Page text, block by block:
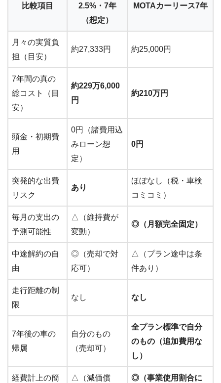
比較項目
2.5%・7年
（想定）
MOTAカーリース7年
月々の実質負
担（目安）
約27,333円 約25,000円
7年間の真の
総コスト（目
安）
約229万6,000
円
約210万円
頭金・初期費
用
0円（諸費用込
みローン想
定）
0円
突発的な出費
リスク
あり
ほぼなし（税・車検
コミコミ）
毎月の支出の
予測可能性
△（維持費が
変動）
◎（月額完全固定）
中途解約の自
由
◎（売却で対
応可）
△（プラン途中は条
件あり）
走行距離の制
限
なし なし
7年後の車の
帰属
自分のもの
（売却可）
全プラン標準で自分
のもの（追加費用な
し）
経費計上の簡 △（減価償 ◎（事業使用割合に